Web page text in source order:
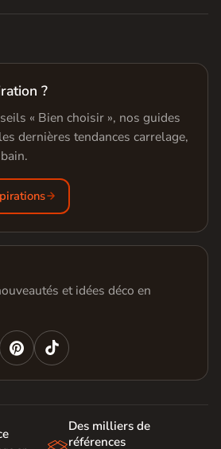
?
« Bien choisir », nos guides
dernières tendances carrelage,
et idées déco en

Des milliers de
références